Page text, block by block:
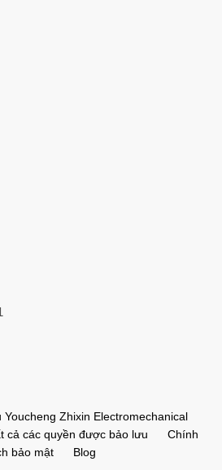
Zhixin Electromechanical
cả các quyền được bảo lưu
Chính
bảo mật
Blog